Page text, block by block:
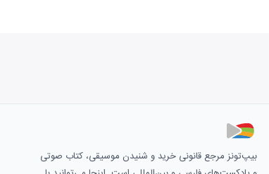
بیپ‌تونز مرجع قانونی خرید و شنیدن موسیقی، کتاب صوتی